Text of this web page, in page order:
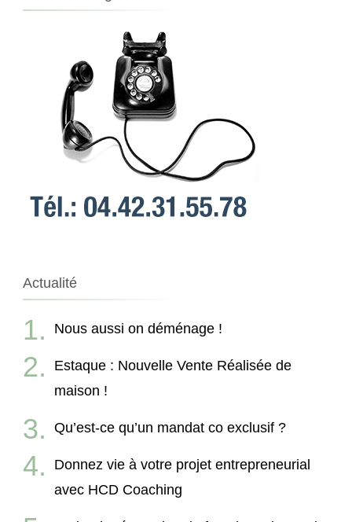
Actualité
Nous aussi on déménage !
Estaque : Nouvelle Vente Réalisée de
maison !
Qu’est-ce qu’un mandat co exclusif ?
Donnez vie à votre projet entrepreneurial
avec HCD Coaching